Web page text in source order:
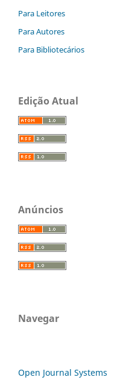
Para Leitores
Para Autores
Para Bibliotecários
Edição Atual
Anúncios
Navegar
Open Journal Systems